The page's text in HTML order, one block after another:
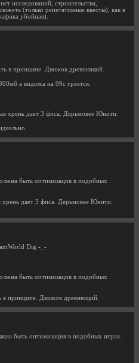
исследований, строительства,
(только репетативные квесты), как в
убойная).
в принципе. Движок древнющий.
а видюха на 99с греется.
хрень дает 3 фпса. Дерьмовее Юнити.
быть оптимизация в подобных
хрень дает 3 фпса. Дерьмовее Юнити.
Dig -_-
быть оптимизация в подобных
в принципе. Движок древнющий.
быть оптимизация в подобных играх.